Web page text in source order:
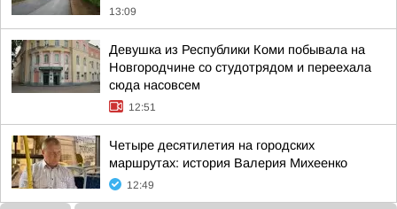
13:09
Девушка из Республики Коми побывала на
Новгородчине со студотрядом и переехала
сюда насовсем
12:51
Четыре десятилетия на городских
маршрутах: история Валерия Михеенко
12:49